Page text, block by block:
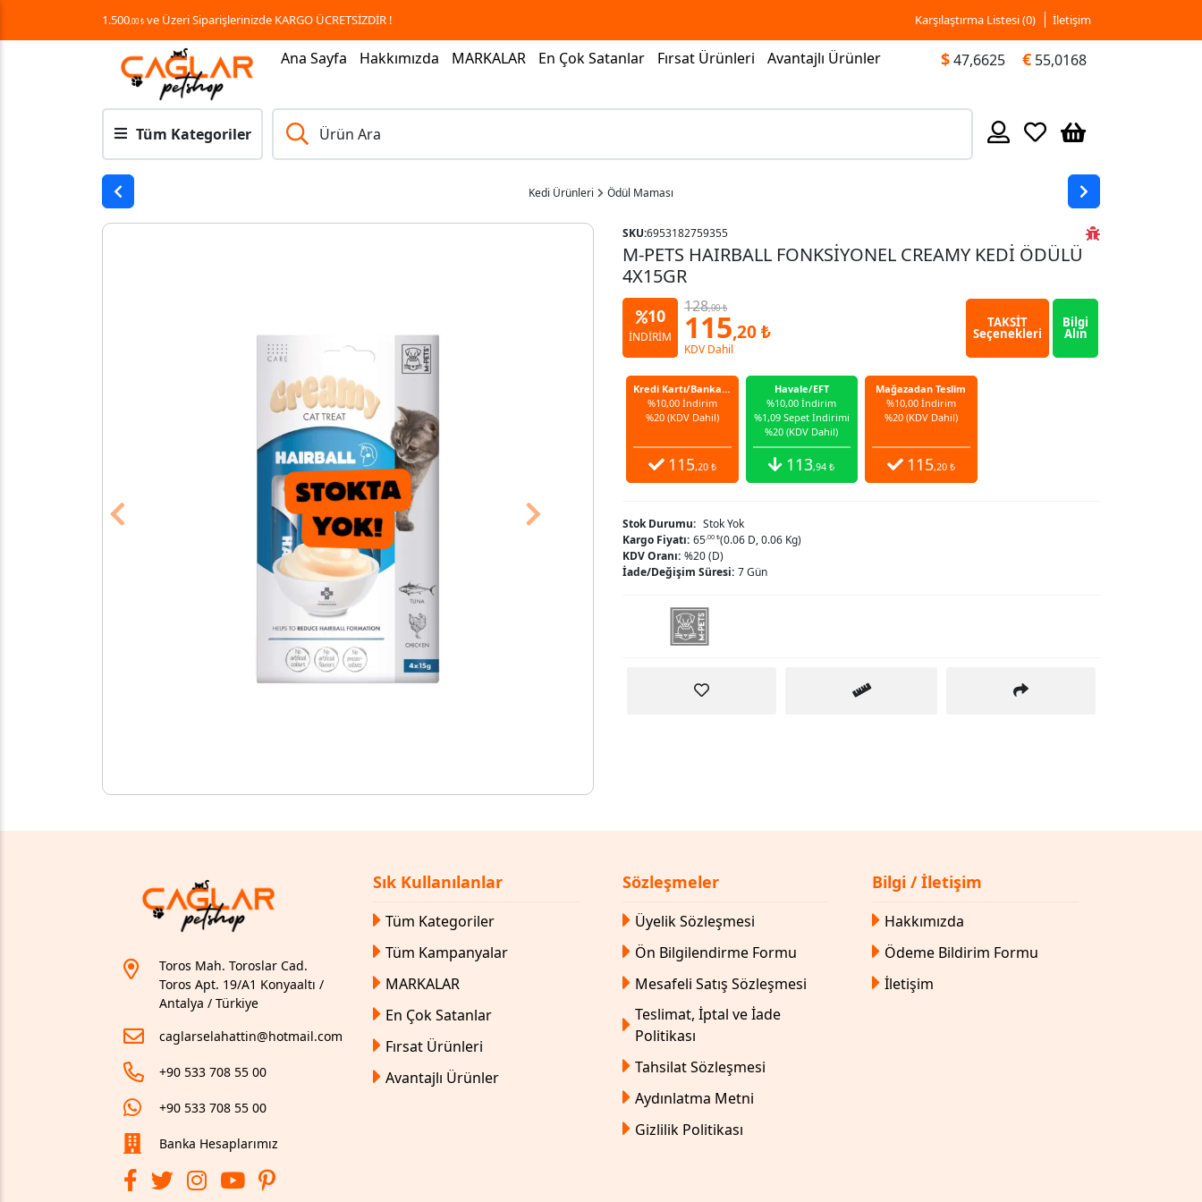
1.500,00 ₺ve Üzeri Siparişlerinizde KARGO ÜCRETSİZDİR ! Karşılaştırma Listesi (0) İletişim
Ana Sayfa Hakkımızda MARKALAR En Çok Satanlar Fırsat Ürünleri Avantajlı Ürünler $47,6625 € 55,0168
Tüm Kategoriler Ürün Ara
Kedi Ürünleri Ödül Maması
Previous Next
SKU:6953182759355
M-PETS HAIRBALL FONKSİYONEL CREAMY KEDİ ÖDÜLÜ
4X15GR
10
İNDİRİM
128,00 ₺
115,20 ₺
KDV Dahil
TAKSİT
Seçenekleri
Bilgi
Alın
Kredi Kartı/Banka Kartı
%10,00 İndirim
%20 (KDV Dahil)
115,20 ₺
Havale/EFT
%10,00 İndirim
%1,09 Sepet İndirimi
%20 (KDV Dahil)
113,94 ₺
Mağazadan Teslim
%10,00 İndirim
%20 (KDV Dahil)
115,20 ₺
Stok Durumu: Stok Yok
Kargo Fiyatı: 65,00 ₺(0.06 D, 0.06 Kg)
KDV Oranı: %20 (D)
İade/Değişim Süresi: 7 Gün
Toros Mah. Toroslar Cad.
Toros Apt. 19/A1 Konyaaltı /
Antalya / Türkiye
caglarselahattin@hotmail.com
+90 533 708 55 00
+90 533 708 55 00
Banka Hesaplarımız
Sık Kullanılanlar
Tüm Kategoriler
Tüm Kampanyalar
MARKALAR
En Çok Satanlar
Fırsat Ürünleri
Avantajlı Ürünler
Sözleşmeler
Üyelik Sözleşmesi
Ön Bilgilendirme Formu
Mesafeli Satış Sözleşmesi
Teslimat, İptal ve İade
Politikası
Tahsilat Sözleşmesi
Aydınlatma Metni
Gizlilik Politikası
Bilgi / İletişim
Hakkımızda
Ödeme Bildirim Formu
İletişim